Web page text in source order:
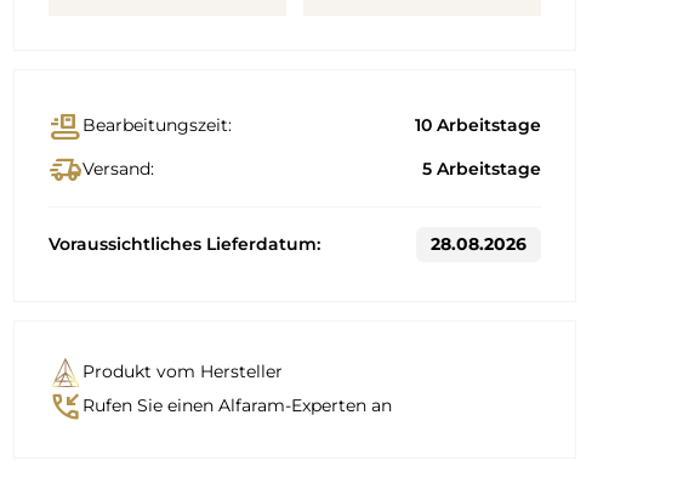
conveyor_beltBearbeitungszeit: 10 Arbeitstage
delivery_truck_speedVersand: 5 Arbeitstage
Voraussichtliches Lieferdatum: 28.08.2026
Produkt vom Hersteller
phone_callback Rufen Sie einen Alfaram-Experten an